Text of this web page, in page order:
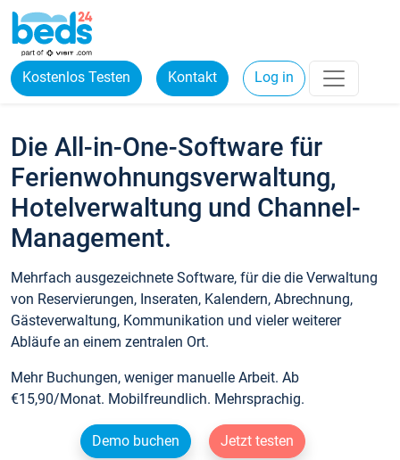
Kostenlos Testen Kontakt Log in
Die All-in-One-Software für
Ferienwohnungsverwaltung,
Hotelverwaltung und Channel-
Management.
Mehrfach ausgezeichnete Software, für die die Verwaltung
von Reservierungen, Inseraten, Kalendern, Abrechnung,
Gästeverwaltung, Kommunikation und vieler weiterer
Abläufe an einem zentralen Ort.
Mehr Buchungen, weniger manuelle Arbeit. Ab
€15,90/Monat. Mobilfreundlich. Mehrsprachig.
Demo buchen
Jetzt testen